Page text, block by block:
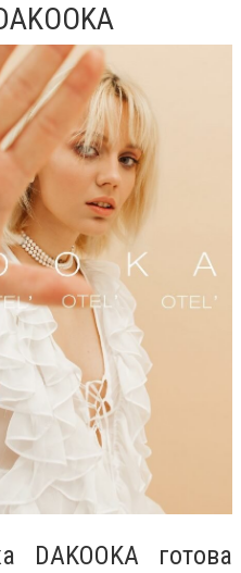
DAKOOKA готова